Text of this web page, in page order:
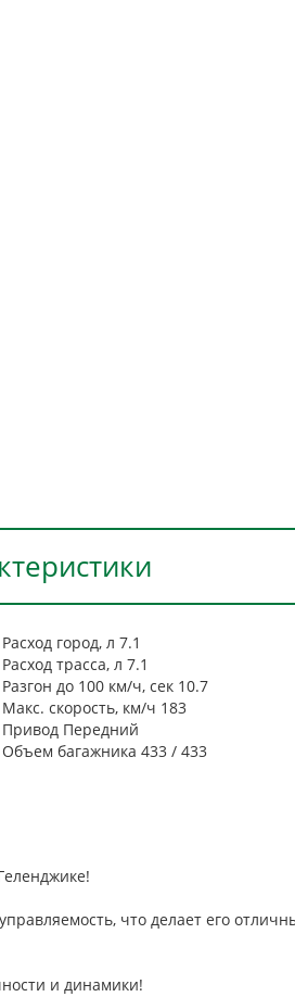
Расход город, л 7.1
Расход трасса, л 7.1
Разгон до 100 км/ч, сек 10.7
Макс. скорость, км/ч 183
Привод Передний
Объем багажника 433 / 433
что делает его
и динамики!